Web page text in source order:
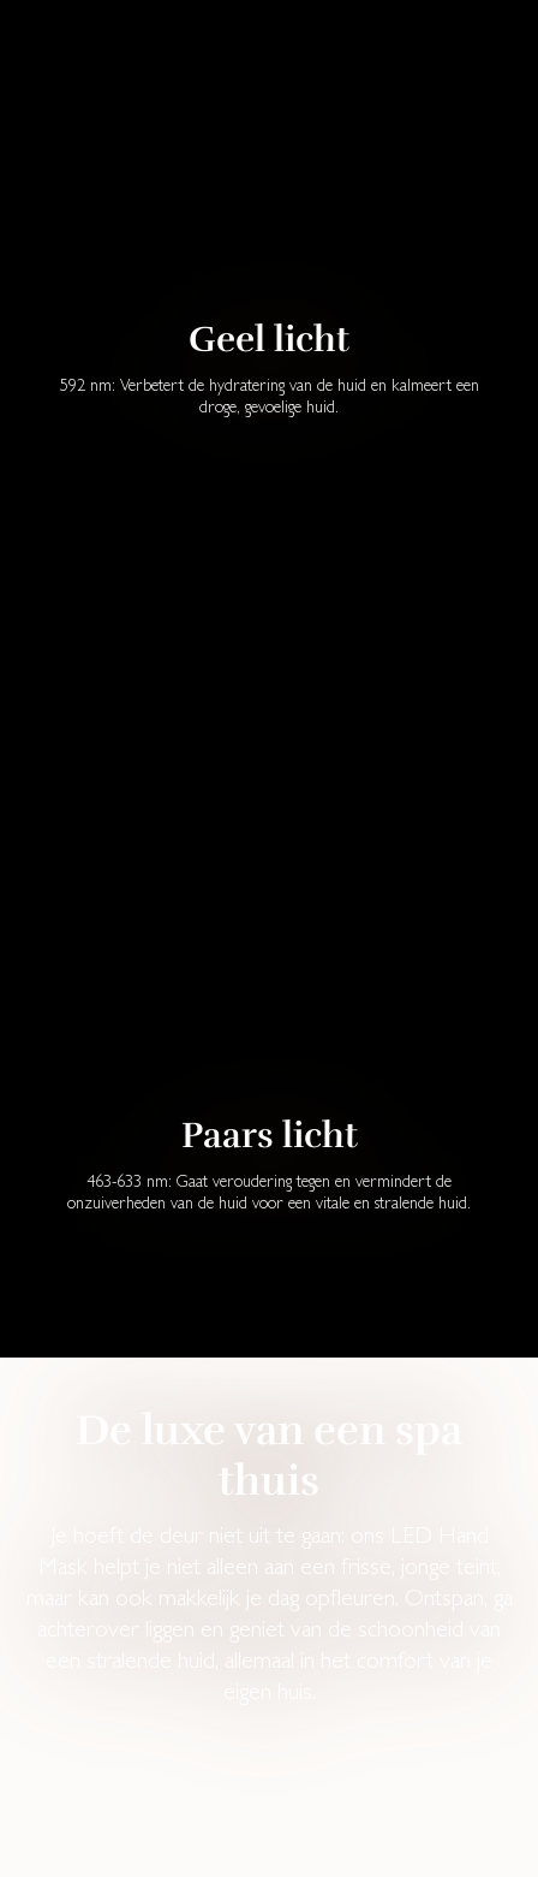
Geel licht
592 nm: Verbetert de hydratering van de huid en kalmeert een
droge, gevoelige huid.
Paars licht
463-633 nm: Gaat veroudering tegen en vermindert de
onzuiverheden van de huid voor een vitale en stralende huid.
De luxe van een spa
thuis
Je hoeft de deur niet uit te gaan: ons LED Hand
Mask helpt je niet alleen aan een frisse, jonge teint,
maar kan ook makkelijk je dag opfleuren. Ontspan, ga
achterover liggen en geniet van de schoonheid van